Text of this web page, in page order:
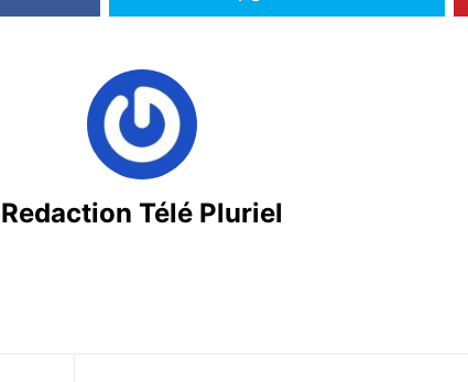
Redaction Télé Pluriel